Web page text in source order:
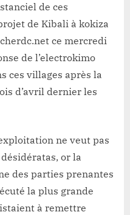
de ces
de Kibali à kokiza
ce mercredi
de l’electrokimo
ces villages après la
d’avril dernier les
ne veut pas
or la
des parties prenantes
la plus grande
à remettre